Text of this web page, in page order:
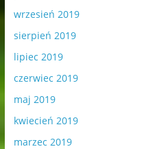
wrzesień 2019
sierpień 2019
lipiec 2019
czerwiec 2019
maj 2019
kwiecień 2019
marzec 2019